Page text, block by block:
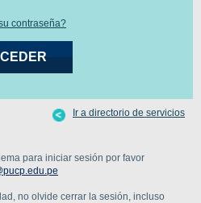
contraseña?
para iniciar sesión por favor
no olvide cerrar la sesión, incluso
Ir a directorio de servicios